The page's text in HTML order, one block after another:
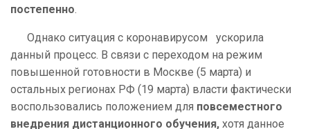
постепенно.
Однако ситуация с коронавирусом ускорила
данный процесс. В связи с переходом на режим
повышенной готовности в Москве (5 марта) и
остальных регионах РФ (19 марта) власти фактически
воспользовались положением для повсеместного
внедрения дистанционного обучения, хотя данное